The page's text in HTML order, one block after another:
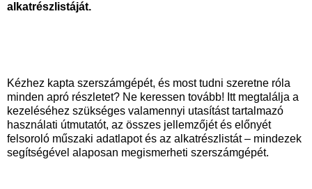
alkatrészlistáját.
Kézhez kapta szerszámgépét, és most tudni szeretne róla
minden apró részletet? Ne keressen tovább! Itt megtalálja a
kezeléséhez szükséges valamennyi utasítást tartalmazó
használati útmutatót, az összes jellemzőjét és előnyét
felsoroló műszaki adatlapot és az alkatrészlistát – mindezek
segítségével alaposan megismerheti szerszámgépét.